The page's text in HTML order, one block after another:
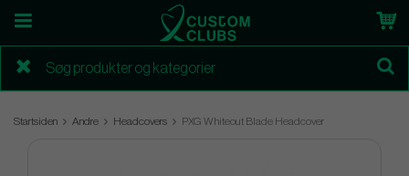
Startsiden Andre Headcovers PXG Whiteout Blade Headcover